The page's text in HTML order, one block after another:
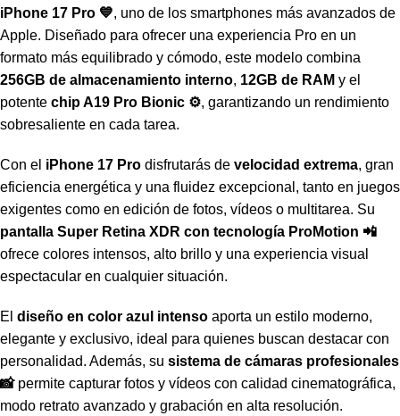
iPhone 17 Pro 💙, uno de los smartphones más avanzados de
Apple. Diseñado para ofrecer una experiencia Pro en un
formato más equilibrado y cómodo, este modelo combina
256GB de almacenamiento interno, 12GB de RAM y el
potente chip A19 Pro Bionic ⚙️, garantizando un rendimiento
sobresaliente en cada tarea.
Con el iPhone 17 Pro disfrutarás de velocidad extrema, gran
eficiencia energética y una fluidez excepcional, tanto en juegos
exigentes como en edición de fotos, vídeos o multitarea. Su
pantalla Super Retina XDR con tecnología ProMotion 📲
ofrece colores intensos, alto brillo y una experiencia visual
espectacular en cualquier situación.
El diseño en color azul intenso aporta un estilo moderno,
elegante y exclusivo, ideal para quienes buscan destacar con
personalidad. Además, su sistema de cámaras profesionales
📸permite capturar fotos y vídeos con calidad cinematográfica,
modo retrato avanzado y grabación en alta resolución.